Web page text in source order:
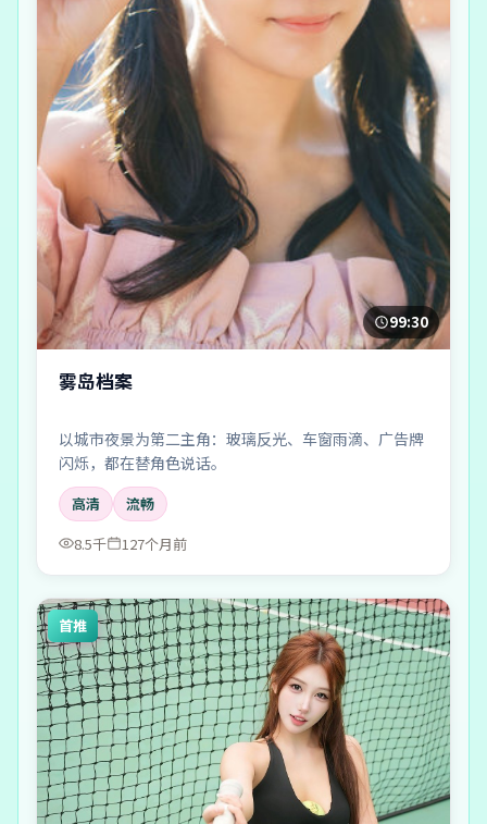
99:30
雾岛档案
以城市夜景为第二主角：玻璃反光、车窗雨滴、广告牌
闪烁，都在替角色说话。
高清
流畅
8.5千
127个月前
首推